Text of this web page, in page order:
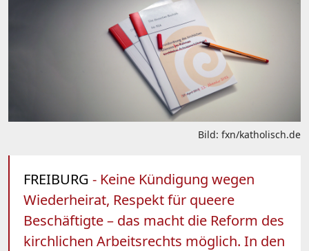
Bild: fxn/katholisch.de
FREIBURG - Keine Kündigung wegen
Wiederheirat, Respekt für queere
Beschäftigte – das macht die Reform des
kirchlichen Arbeitsrechts möglich. In den